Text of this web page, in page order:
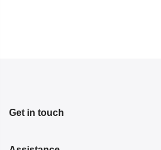
Get in touch